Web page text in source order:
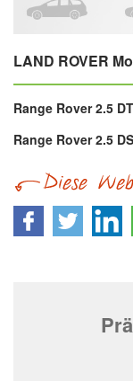
LAND ROVER
Range Rover 2.5 DT
Range Rover 2.5